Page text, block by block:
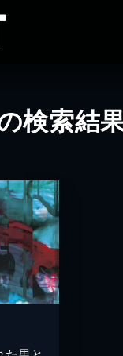
検索結